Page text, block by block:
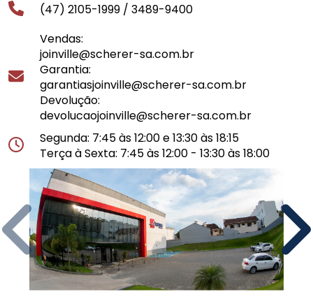
(47) 2105-1999 / 3489-9400
Vendas:
joinville@scherer-sa.com.br
Garantia:
garantiasjoinville@scherer-sa.com.br
Devolução:
devolucaojoinville@scherer-sa.com.br
Segunda: 7:45 às 12:00 e 13:30 às 18:15
Terça à Sexta: 7:45 às 12:00 - 13:30 às 18:00